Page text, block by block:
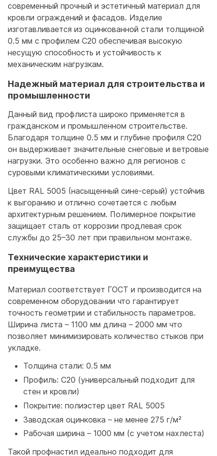
современный прочный и эстетичный материал для
кровли ограждений и фасадов. Изделие
изготавливается из оцинкованной стали толщиной
0.5 мм с профилем С20 обеспечивая высокую
несущую способность и устойчивость к
механическим нагрузкам.
Надежный материал для строительства и
промышленности
Данный вид профлиста широко применяется в
гражданском и промышленном строительстве.
Благодаря толщине 0.5 мм и глубине профиля С20
он выдерживает значительные снеговые и ветровые
нагрузки. Это особенно важно для регионов с
суровыми климатическими условиями.
Цвет RAL 5005 (насыщенный сине-серый) устойчив
к выгоранию и отлично сочетается с любым
архитектурным решением. Полимерное покрытие
защищает сталь от коррозии продлевая срок
службы до 25–30 лет при правильном монтаже.
Технические характеристики и
преимущества
Материал соответствует ГОСТ и производится на
современном оборудовании что гарантирует
точность геометрии и стабильность параметров.
Ширина листа – 1100 мм длина – 2000 мм что
позволяет минимизировать количество стыков при
укладке.
Толщина стали: 0.5 мм
Профиль: С20 (универсальный подходит для
стен и кровли)
Покрытие: полиэстер цвет RAL 5005
Заводская оцинковка – не менее 275 г/м²
Рабочая ширина – 1000 мм (с учетом нахлеста)
Такой профнастил идеально подходит для